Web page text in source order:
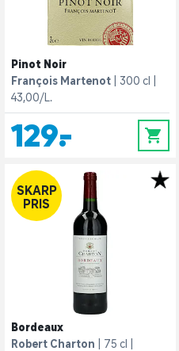
Pinot Noir
François Martenot
300 cl
43,00/L.
129,- 0
SKARP
PRIS
Bordeaux
Robert Charton
75 cl